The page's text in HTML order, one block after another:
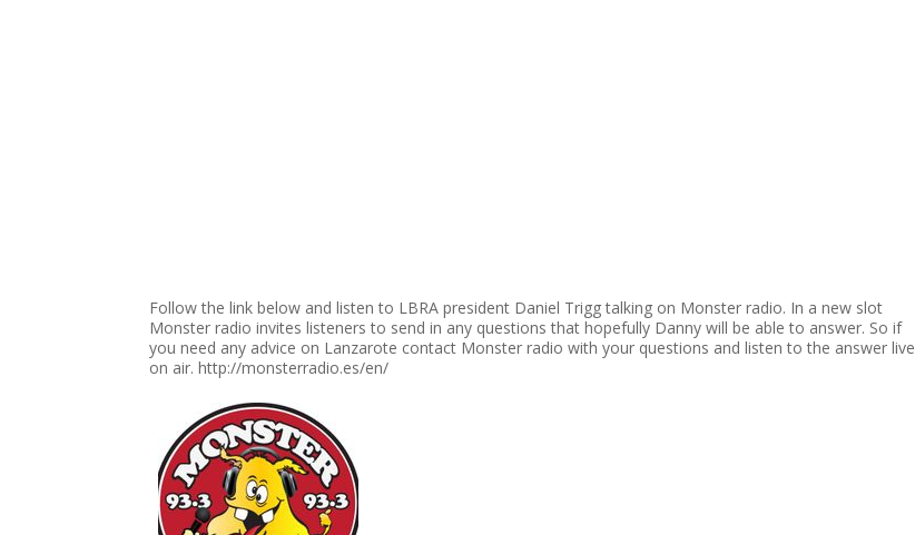
Follow the link below and listen to LBRA president Daniel Trigg talking on Monster radio. In a new slot
Monster radio invites listeners to send in any questions that hopefully Danny will be able to answer. So if
you need any advice on Lanzarote contact Monster radio with your questions and listen to the answer live
on air. http://monsterradio.es/en/